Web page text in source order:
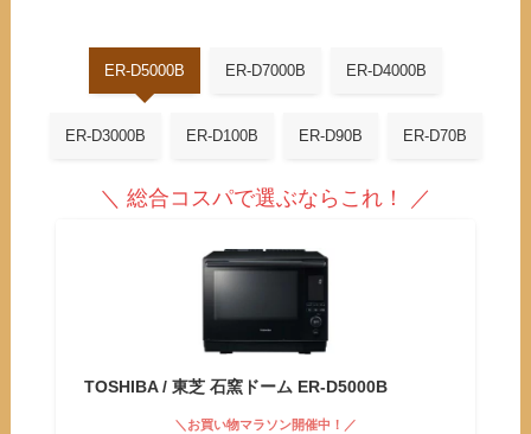
ER-D5000B ER-D7000B ER-D4000B
ER-D3000B ER-D100B ER-D90B ER-D70B
＼ 総合コスパで選ぶならこれ！ ／
TOSHIBA / 東芝 石窯ドーム ER-D5000B
＼お買い物マラソン開催中！／